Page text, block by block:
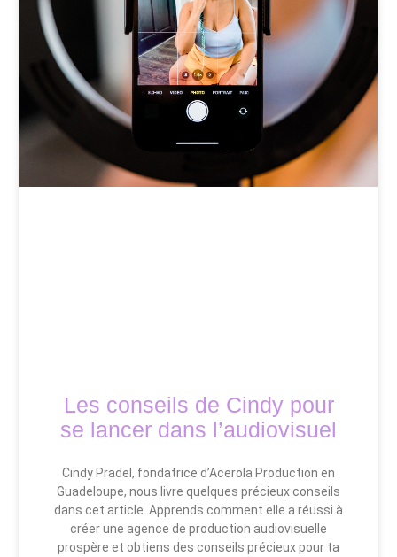
Les conseils de Cindy pour
se lancer dans l’audiovisuel
Cindy Pradel, fondatrice d’Acerola Production en
Guadeloupe, nous livre quelques précieux conseils
dans cet article. Apprends comment elle a réussi à
créer une agence de production audiovisuelle
prospère et obtiens des conseils précieux pour ta